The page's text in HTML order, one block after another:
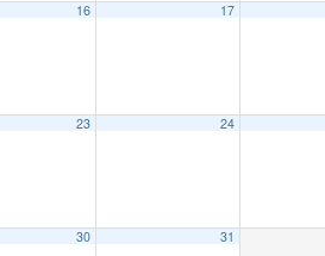
16 17
23 24
30 31